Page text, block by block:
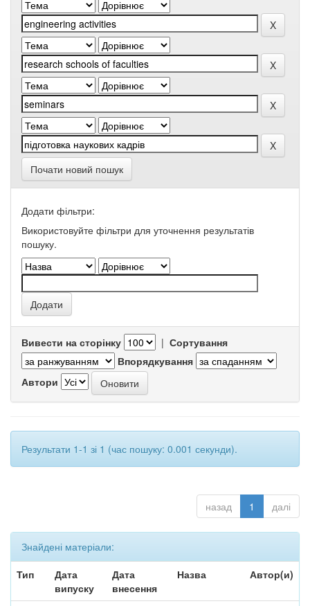
Почати новий пошук
Додати фільтри:
Використовуйте фільтри для уточнення результатів
пошуку.
Вивести на сторінку | Сортування
Впорядкування
Автори
Результати 1-1 зі 1 (час пошуку: 0.001 секунди).
назад 1 далі
Знайдені матеріали:
Тип
Дата
випуску
Дата
внесення
Назва Автор(и)